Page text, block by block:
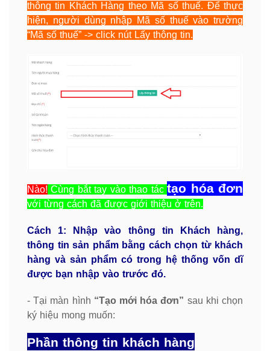
thông tin Khách Hàng theo Mã số thuế. Để thực
hiện, người dùng nhập Mã số thuế vào trường
“Mã số thuế” -> click nút Lấy thông tin.
Nào! Cùng bắt tay vào thao táctạo hóa đơn
với từng cách đã được giới thiệu ở trên.
Cách 1: Nhập vào thông tin Khách hàng,
thông tin sản phẩm bằng cách chọn từ khách
hàng và sản phẩm có trong hệ thống vốn dĩ
được bạn nhập vào trước đó.
- Tại màn hình “Tạo mới hóa đơn” sau khi chọn
ký hiệu mong muốn:
Phần thông tin khách hàng